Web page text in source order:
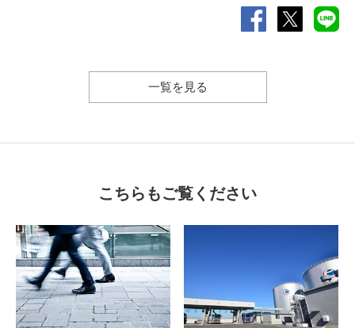
一覧を見る
こちらもご覧ください